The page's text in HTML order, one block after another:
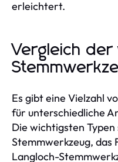
erleichtert.
Vergleich der
Es gibt eine Vielzahl
für unterschiedliche
Die wichtigsten
Stemmwerkzeug, das
Langloch-